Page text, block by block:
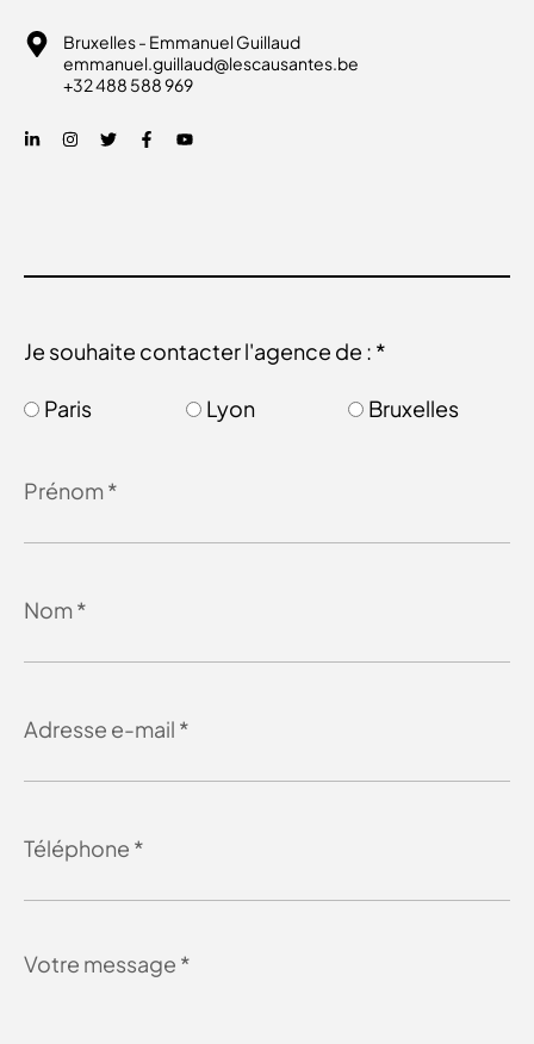
Bruxelles - Emmanuel Guillaud
emmanuel.guillaud@lescausantes.be
+32 488 588 969
Je souhaite contacter l'agence de : *
Paris Lyon Bruxelles